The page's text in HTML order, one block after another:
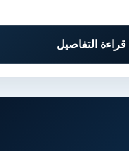
قراءة التفاصيل